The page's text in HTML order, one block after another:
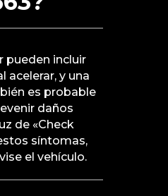
pueden incluir
acelerar, y una
es probable
daños
de «Check
síntomas,
el vehículo.